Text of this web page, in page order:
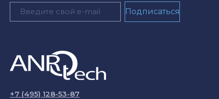
+7 (495) 128-53-87